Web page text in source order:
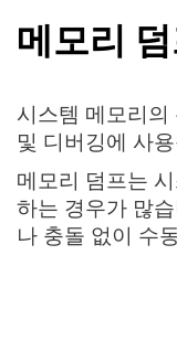
메모리
시스템 메모리의
및 디버깅에 사
메모리 덤프는
하는 경우가 많
나 충돌 없이 수